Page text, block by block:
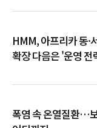
HMM, 아프리카 동
확장 다음은 '운영 전
폭염 속 온열질환…